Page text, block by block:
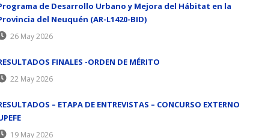
de Desarrollo Urbano y Mejora del Hábitat en la
del Neuquén (AR-L1420-BID)
26 May 2026
FINALES -ORDEN DE MÉRITO
22 May 2026
– ETAPA DE ENTREVISTAS – CONCURSO EXTERNO
19 May 2026